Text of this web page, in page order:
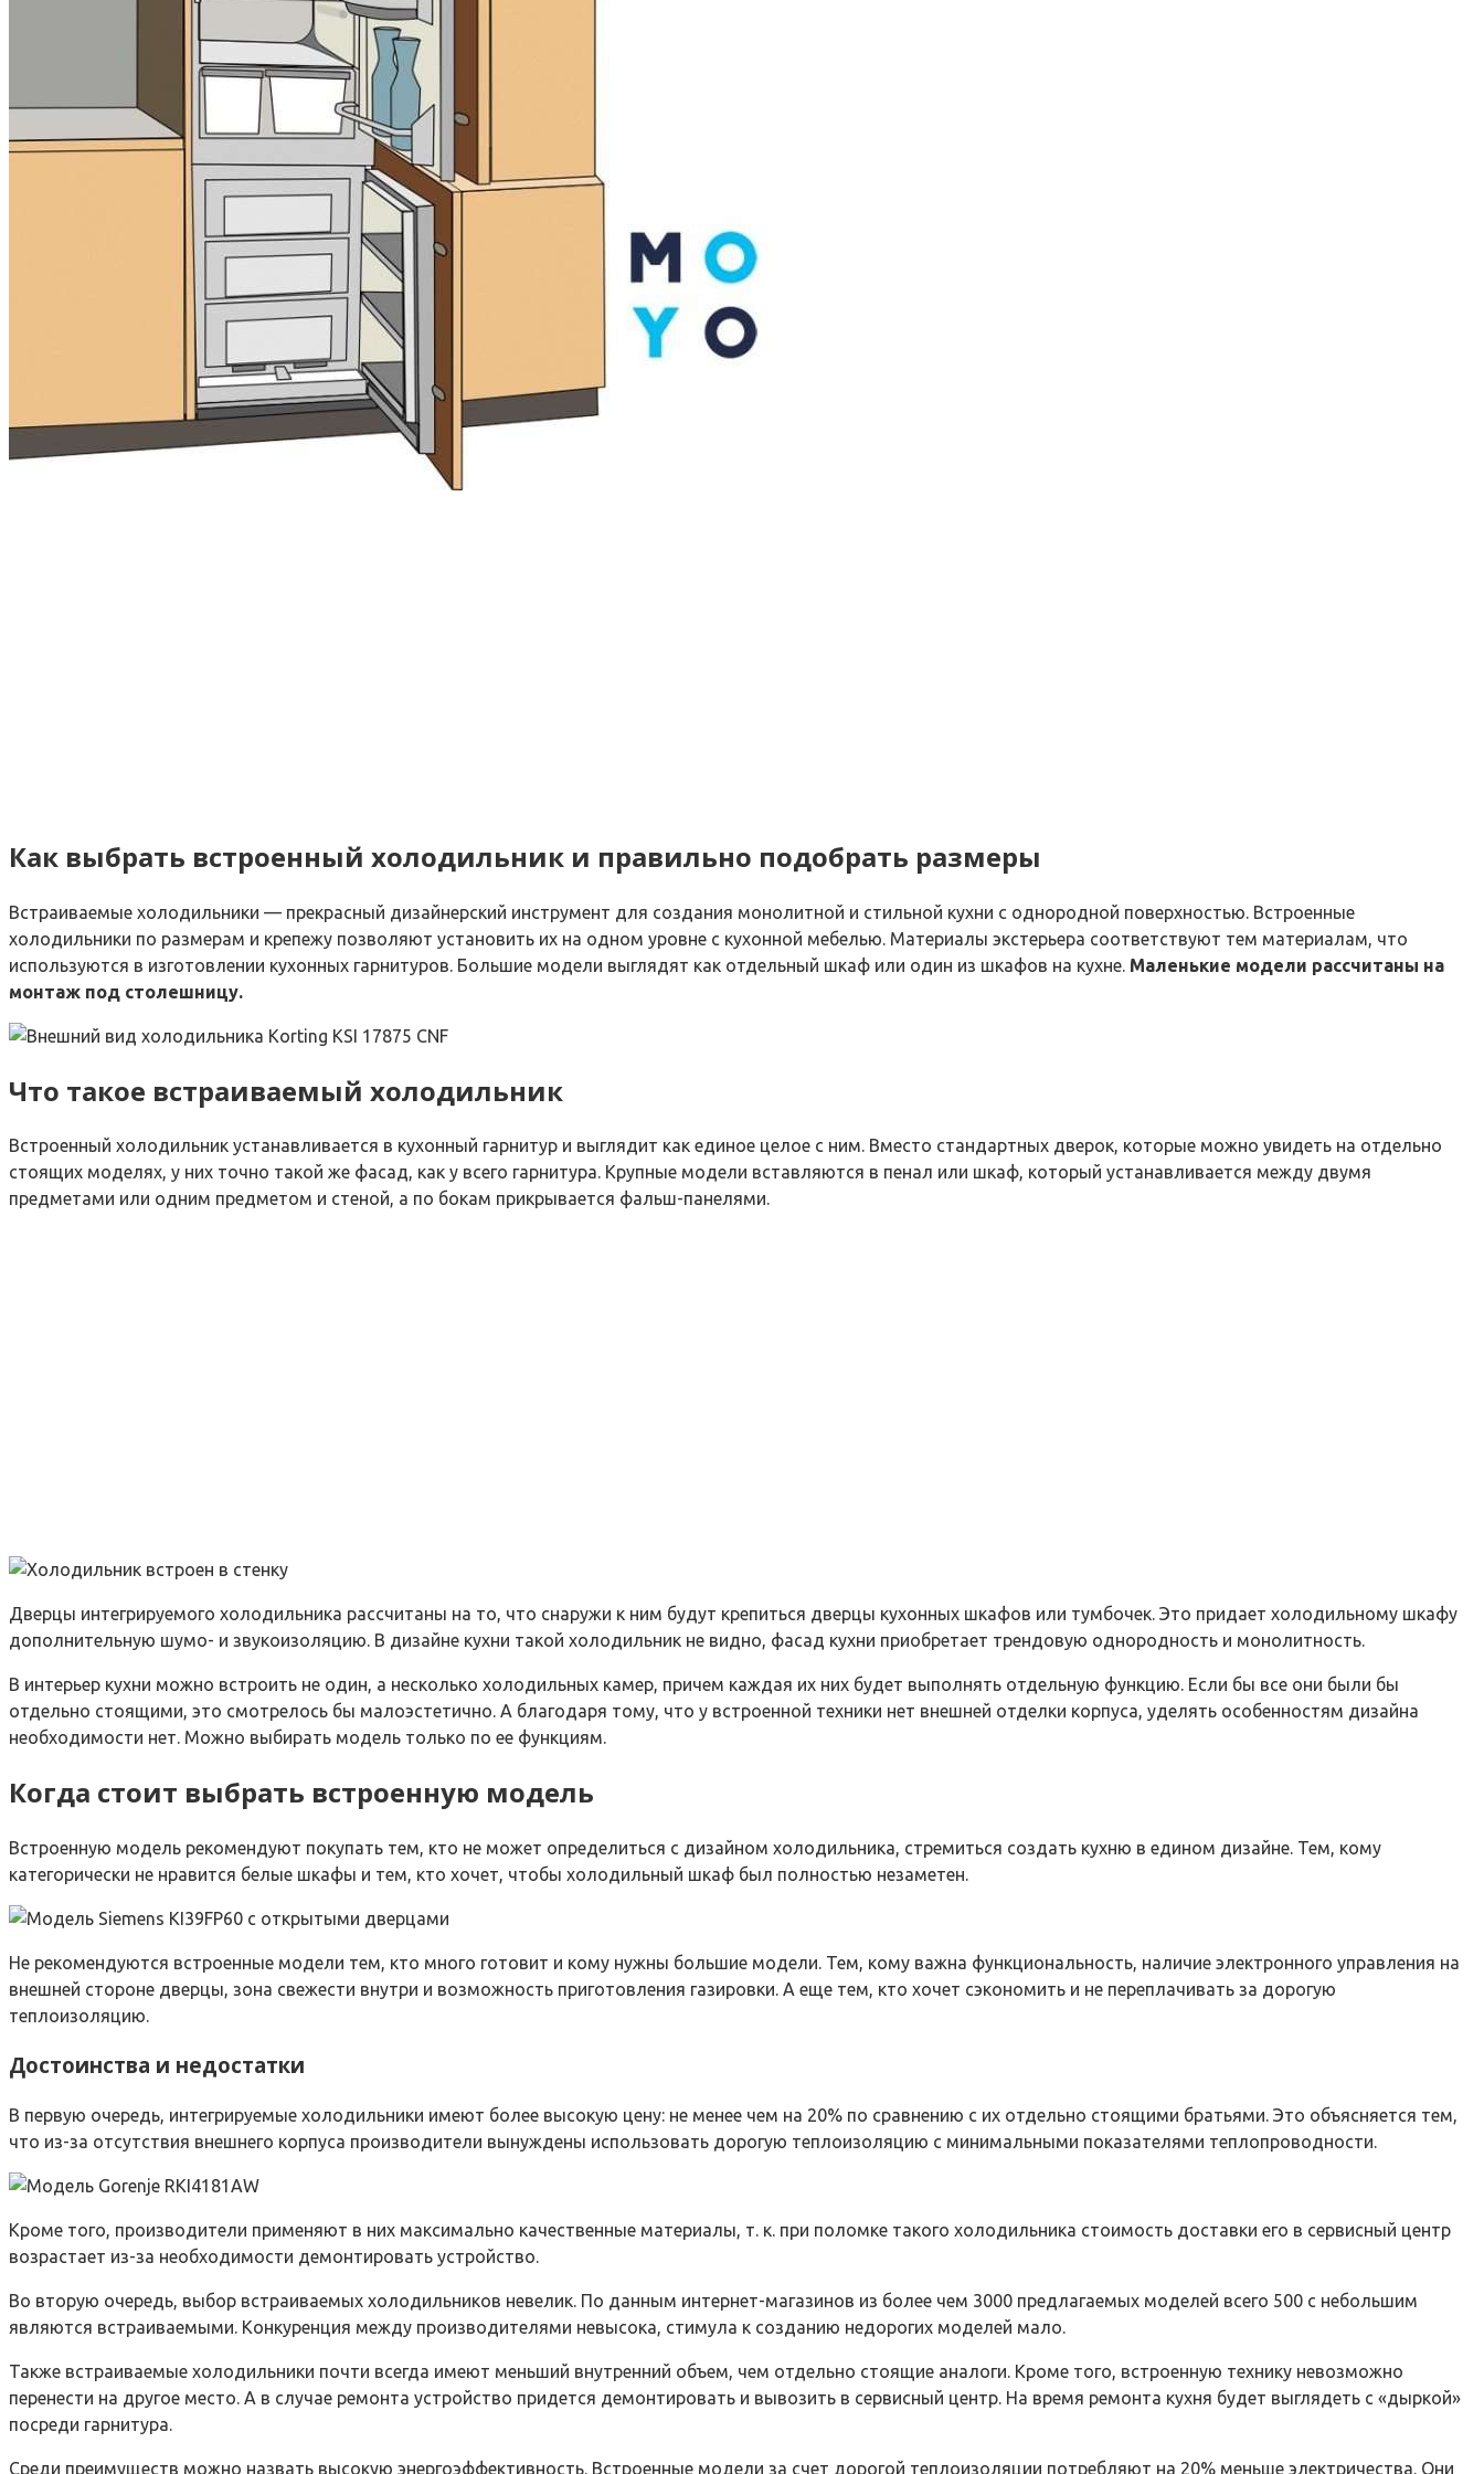
Как выбрать встроенный холодильник и правильно подобрать размеры
Встраиваемые холодильники — прекрасный дизайнерский инструмент для создания монолитной и стильной кухни с однородной поверхностью. Встроенные
холодильники по размерам и крепежу позволяют установить их на одном уровне с кухонной мебелью. Материалы экстерьера соответствуют тем материалам, что
используются в изготовлении кухонных гарнитуров. Большие модели выглядят как отдельный шкаф или один из шкафов на кухне. Маленькие модели рассчитаны на
монтаж под столешницу.
Что такое встраиваемый холодильник
Встроенный холодильник устанавливается в кухонный гарнитур и выглядит как единое целое с ним. Вместо стандартных дверок, которые можно увидеть на отдельно
стоящих моделях, у них точно такой же фасад, как у всего гарнитура. Крупные модели вставляются в пенал или шкаф, который устанавливается между двумя
предметами или одним предметом и стеной, а по бокам прикрывается фальш-панелями.
Дверцы интегрируемого холодильника рассчитаны на то, что снаружи к ним будут крепиться дверцы кухонных шкафов или тумбочек. Это придает холодильному шкафу
дополнительную шумо- и звукоизоляцию. В дизайне кухни такой холодильник не видно, фасад кухни приобретает трендовую однородность и монолитность.
В интерьер кухни можно встроить не один, а несколько холодильных камер, причем каждая их них будет выполнять отдельную функцию. Если бы все они были бы
отдельно стоящими, это смотрелось бы малоэстетично. А благодаря тому, что у встроенной техники нет внешней отделки корпуса, уделять особенностям дизайна
необходимости нет. Можно выбирать модель только по ее функциям.
Когда стоит выбрать встроенную модель
Встроенную модель рекомендуют покупать тем, кто не может определиться с дизайном холодильника, стремиться создать кухню в едином дизайне. Тем, кому
категорически не нравится белые шкафы и тем, кто хочет, чтобы холодильный шкаф был полностью незаметен.
Не рекомендуются встроенные модели тем, кто много готовит и кому нужны большие модели. Тем, кому важна функциональность, наличие электронного управления на
внешней стороне дверцы, зона свежести внутри и возможность приготовления газировки. А еще тем, кто хочет сэкономить и не переплачивать за дорогую
теплоизоляцию.
Достоинства и недостатки
В первую очередь, интегрируемые холодильники имеют более высокую цену: не менее чем на 20% по сравнению с их отдельно стоящими братьями. Это объясняется тем,
что из-за отсутствия внешнего корпуса производители вынуждены использовать дорогую теплоизоляцию с минимальными показателями теплопроводности.
Кроме того, производители применяют в них максимально качественные материалы, т. к. при поломке такого холодильника стоимость доставки его в сервисный центр
возрастает из-за необходимости демонтировать устройство.
Во вторую очередь, выбор встраиваемых холодильников невелик. По данным интернет-магазинов из более чем 3000 предлагаемых моделей всего 500 с небольшим
являются встраиваемыми. Конкуренция между производителями невысока, стимула к созданию недорогих моделей мало.
Также встраиваемые холодильники почти всегда имеют меньший внутренний объем, чем отдельно стоящие аналоги. Кроме того, встроенную технику невозможно
перенести на другое место. А в случае ремонта устройство придется демонтировать и вывозить в сервисный центр. На время ремонта кухня будет выглядеть с «дыркой»
посреди гарнитура.
Среди преимуществ можно назвать высокую энергоэффективность. Встроенные модели за счет дорогой теплоизоляции потребляют на 20% меньше электричества. Они